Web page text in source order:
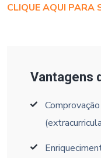
CLIQUE AQUI PARA
Vantagens